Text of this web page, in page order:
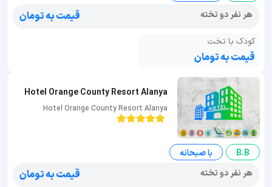
هر نفر دو تخته
قیمت به تومان
کودک با تخت
قیمت به تومان
Hotel Orange County Resort Alanya
Hotel Orange County Resort Alanya
B.B
با صبحانه
هر نفر دو تخته
قیمت به تومان